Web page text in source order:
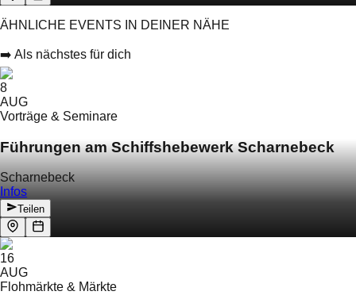
ÄHNLICHE EVENTS IN DEINER NÄHE
➡️ Als nächstes für dich
8
AUG
Vorträge & Seminare
Führungen am Schiffshebewerk Scharnebeck
Scharnebeck
Infos
Teilen
16
AUG
Flohmärkte & Märkte